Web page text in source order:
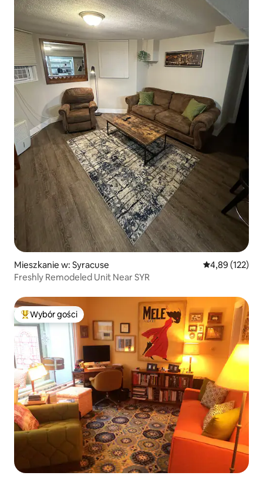
Mieszkanie w: Syracuse Średnia
4,89 (122)
Freshly Remodeled Unit Near SYR
Najpopularniejsze z kategorii Wybór gości
Wybór gości